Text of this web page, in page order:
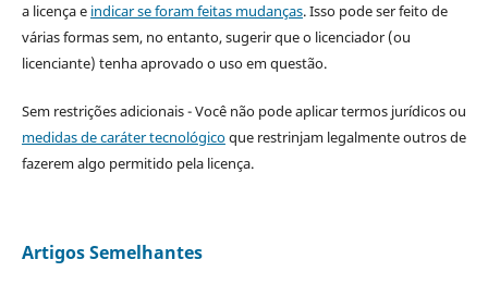
a licença e indicar se foram feitas mudanças. Isso pode ser feito de
várias formas sem, no entanto, sugerir que o licenciador (ou
licenciante) tenha aprovado o uso em questão.
Sem restrições adicionais - Você não pode aplicar termos jurídicos ou
medidas de caráter tecnológicoque restrinjam legalmente outros de
fazerem algo permitido pela licença.
Artigos Semelhantes